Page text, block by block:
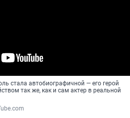
стала автобиографичной — его герой
так же, как и сам актер в реальной